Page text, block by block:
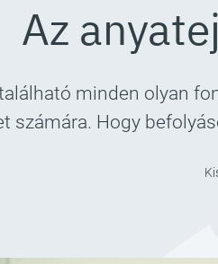
Az
minden olyan
számára. Hogy